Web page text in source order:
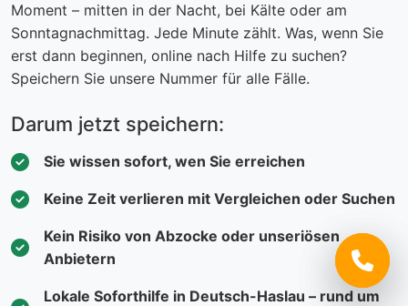
Moment – mitten in der Nacht, bei Kälte oder am
Sonntagnachmittag. Jede Minute zählt. Was, wenn Sie
erst dann beginnen, online nach Hilfe zu suchen?
Speichern Sie unsere Nummer für alle Fälle.
Darum jetzt speichern:
Sie wissen sofort, wen Sie erreichen
Keine Zeit verlieren mit Vergleichen oder Suchen
Kein Risiko von Abzocke oder unseriösen
Anbietern
Lokale Soforthilfe in Deutsch-Haslau – rund um